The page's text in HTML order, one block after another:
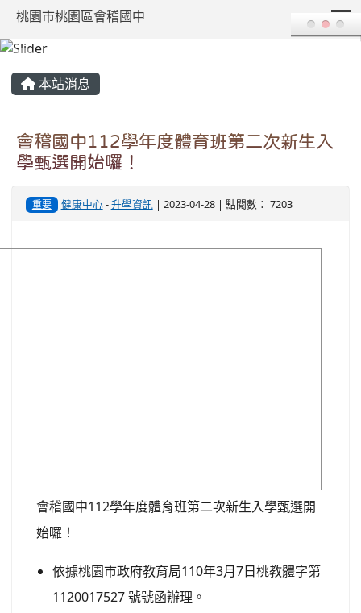
桃園市桃園區會稽國中
本站消息
會稽國中112學年度體育班第二次新生入
學甄選開始囉！
重要 健康中心-升學資訊| 2023-04-28 | 點閱數： 7203
會稽國中112學年度體育班第二次新生入學甄選開
始囉！
依據桃園市政府教育局110年3月7日桃教體字第
1120017527 號號函辦理。